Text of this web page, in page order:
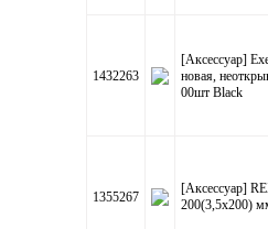
1432263
[Аксессуар]
новая,
00шт Black
1355267
[Аксессуар]
200(3,5х200)